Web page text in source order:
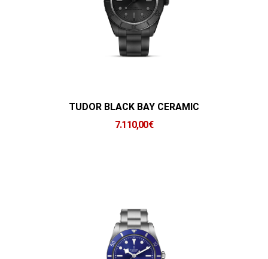
TUDOR BLACK BAY CERAMIC
7.110,00€